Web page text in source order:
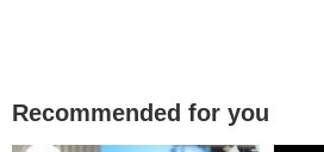
Recommended for you